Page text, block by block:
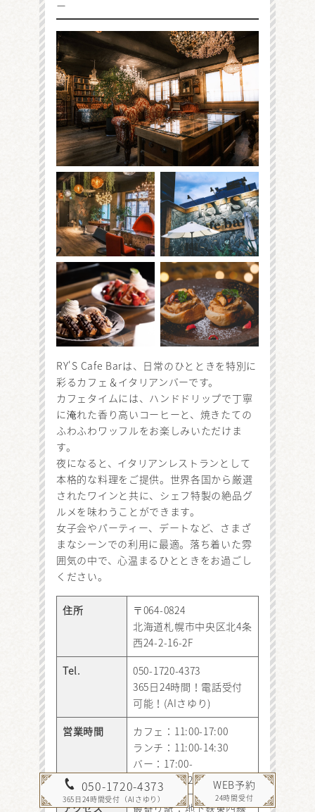
ー
RY'S Cafe Barは、日常のひとときを特別に
彩るカフェ＆イタリアンバーです。
カフェタイムには、ハンドドリップで丁寧
に淹れた香り高いコーヒーと、焼きたての
ふわふわワッフルをお楽しみいただけま
す。
夜になると、イタリアンレストランとして
本格的な料理をご提供。世界各国から厳選
されたワインと共に、シェフ特製の絶品グ
ルメを味わうことができます。
女子会やパーティー、デートなど、さまざ
まなシーンでの利用に最適。落ち着いた雰
囲気の中で、心温まるひとときをお過ごし
ください。
住所
〒064-0824
北海道札幌市中央区北4条
西24-2-16-2F
Tel.
050-1720-4373
365日24時間！電話受付
可能！(AIさゆり)
営業時間
カフェ：11:00-17:00
ランチ：11:00-14:30
バー：17:00-
23:00（L.O.22:30）
アクセス
最寄り駅：地下鉄東西線
050-1720-4373
365日24時間受付（AIさゆり）
WEB予約
24時間受付